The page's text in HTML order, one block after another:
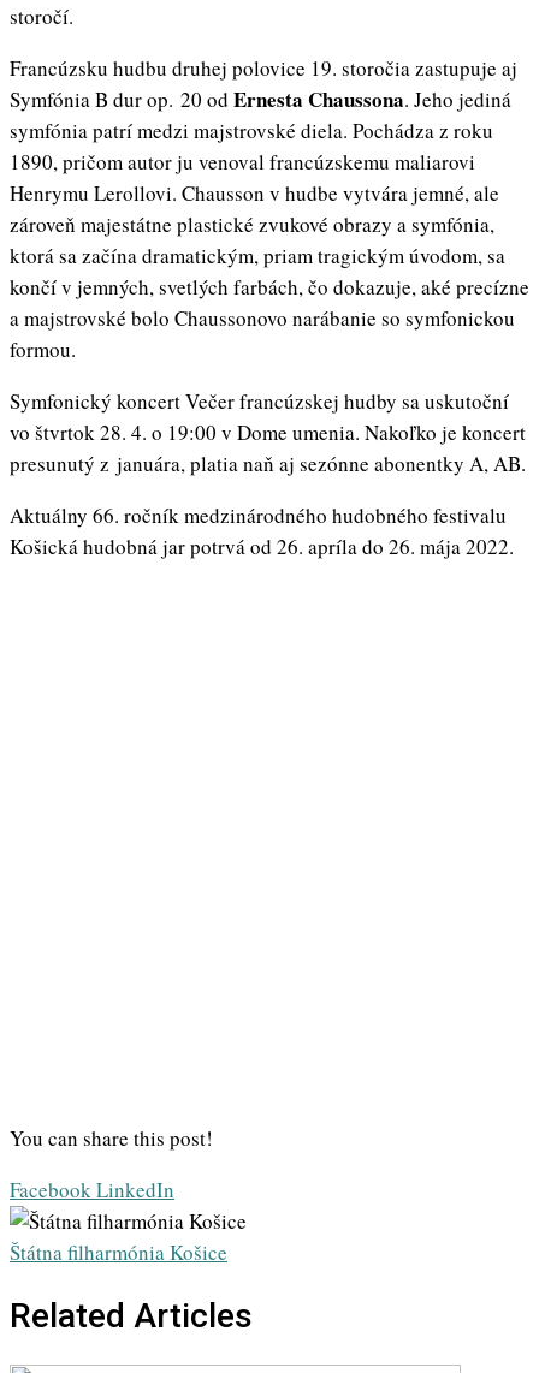
storočí.
Francúzsku hudbu druhej polovice 19. storočia zastupuje aj
Symfónia B dur op. 20 od Ernesta Chaussona. Jeho jediná
symfónia patrí medzi majstrovské diela. Pochádza z roku
1890, pričom autor ju venoval francúzskemu maliarovi
Henrymu Lerollovi. Chausson v hudbe vytvára jemné, ale
zároveň majestátne plastické zvukové obrazy a symfónia,
ktorá sa začína dramatickým, priam tragickým úvodom, sa
končí v jemných, svetlých farbách, čo dokazuje, aké precízne
a majstrovské bolo Chaussonovo narábanie so symfonickou
formou.
Symfonický koncert Večer francúzskej hudby sa uskutoční
vo štvrtok 28. 4. o 19:00 v Dome umenia. Nakoľko je koncert
presunutý z januára, platia naň aj sezónne abonentky A, AB.
Aktuálny 66. ročník medzinárodného hudobného festivalu
Košická hudobná jar potrvá od 26. apríla do 26. mája 2022.
You can share this post!
FacebookLinkedIn
via
Email
Štátna filharmónia Košice
Related Articles